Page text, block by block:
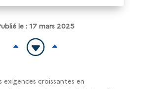
le : 17 mars 2025
B G B
croissantes en